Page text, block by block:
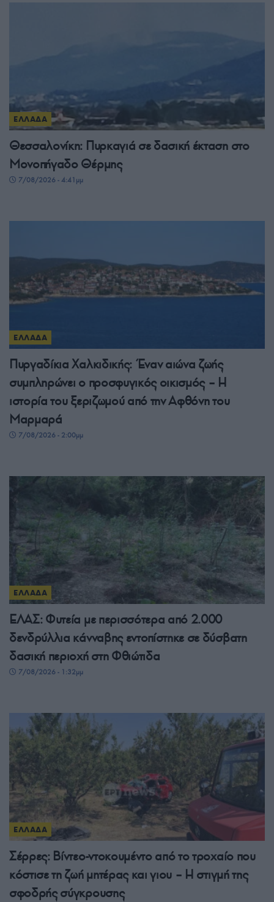
ΕΛΛΑΔΑ
Θεσσαλονίκη: Πυρκαγιά σε δασική έκταση στο
Μονοπήγαδο Θέρμης
7/08/2026 - 4:41μμ
ΕΛΛΑΔΑ
Πυργαδίκια Χαλκιδικής: Έναν αιώνα ζωής
συμπληρώνει ο προσφυγικός οικισμός – Η
ιστορία του ξεριζωμού από την Αφθόνη του
Μαρμαρά
7/08/2026 - 2:00μμ
ΕΛΛΑΔΑ
ΕΛΑΣ: Φυτεία με περισσότερα από 2.000
δενδρύλλια κάνναβης εντοπίστηκε σε δύσβατη
δασική περιοχή στη Φθιώτιδα
7/08/2026 - 1:32μμ
ΕΛΛΑΔΑ
Σέρρες: Βίντεο-ντοκουμέντο από το τροχαίο που
κόστισε τη ζωή μητέρας και γιου – Η στιγμή της
σφοδρής σύγκρουσης